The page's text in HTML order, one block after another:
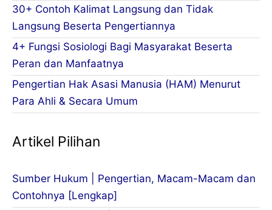
30+ Contoh Kalimat Langsung dan Tidak
Langsung Beserta Pengertiannya
4+ Fungsi Sosiologi Bagi Masyarakat Beserta
Peran dan Manfaatnya
Pengertian Hak Asasi Manusia (HAM) Menurut
Para Ahli & Secara Umum
Artikel Pilihan
Sumber Hukum | Pengertian, Macam-Macam dan
Contohnya [Lengkap]